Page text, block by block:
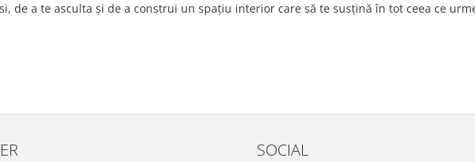
de a te asculta și de a construi un spațiu interior care să te susțină în tot ceea ce
SOCIAL